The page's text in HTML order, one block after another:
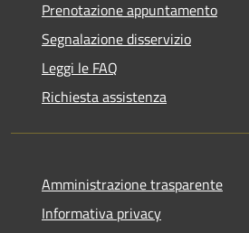
Prenotazione appuntamento
Segnalazione disservizio
Leggi le FAQ
Richiesta assistenza
Amministrazione trasparente
Informativa privacy